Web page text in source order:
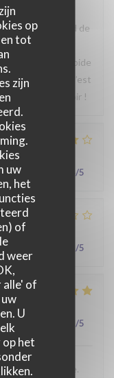
op
tot
zijn
uw
het
of
weer
alle' of
U
het
famille. Ce fut
découvrir le Nord de
repas était
service était rapide
et accueillant. C’est
de vous revoir !
Kwaliteit / Prijs /5
Kwaliteit / Prijs /5
Kwaliteit / Prijs /5
authentique.